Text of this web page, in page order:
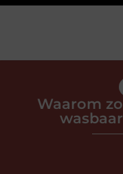
Waarom